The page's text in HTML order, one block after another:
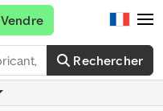
Rechercher
Vendre